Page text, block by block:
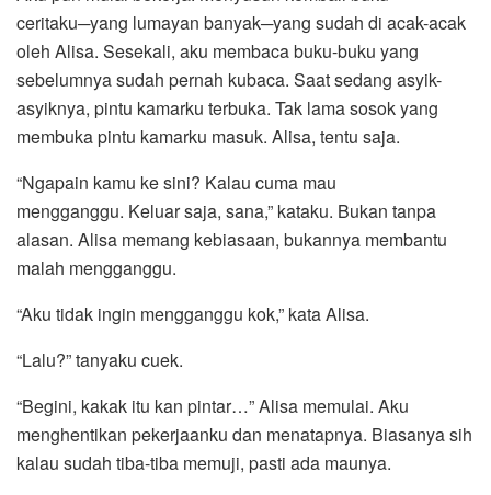
ceritaku─yang lumayan banyak─yang sudah di acak-acak
oleh Alisa. Sesekali, aku membaca buku-buku yang
sebelumnya sudah pernah kubaca. Saat sedang asyik-
asyiknya, pintu kamarku terbuka. Tak lama sosok yang
membuka pintu kamarku masuk. Alisa, tentu saja.
“Ngapain kamu ke sini? Kalau cuma mau
mengganggu. Keluar saja, sana,” kataku. Bukan tanpa
alasan. Alisa memang kebiasaan, bukannya membantu
malah mengganggu.
“Aku tidak ingin mengganggu kok,” kata Alisa.
“Lalu?” tanyaku cuek.
“Begini, kakak itu kan pintar…” Alisa memulai. Aku
menghentikan pekerjaanku dan menatapnya. Biasanya sih
kalau sudah tiba-tiba memuji, pasti ada maunya.